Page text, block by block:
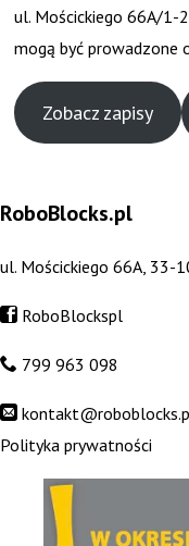
ul. Mościckiego 66A/1-
mogą być prowadzone
Zobacz zapisy
RoboBlocks.pl
ul. Mościckiego 66A, 33-
RoboBlockspl
799 963 098
Polityka prywatności